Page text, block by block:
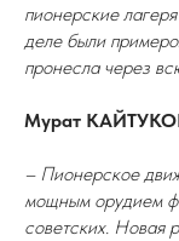
пионерские
деле были
пронесла через
Мурат
– Пионерское
мощным орудием
советских. Новая